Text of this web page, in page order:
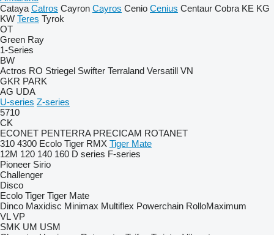
Cataya Catros Cayron Cayros Cenio Cenius Centaur Cobra KE KG
KW Teres Tyrok
OT
Green Ray
1-Series
BW
Actros RO Striegel Swifter Terraland Versatill VN
GKR PARK
AG UDA
U-series Z-series
5710
CK
ECONET PENTERRA PRECICAM ROTANET
310 4300 Ecolo Tiger RMX Tiger Mate
12M 120 140 160 D series F-series
Pioneer Sirio
Challenger
Disco
Ecolo Tiger Tiger Mate
Dinco Maxidisc Minimax Multiflex Powerchain RolloMaximum
VL VP
SMK UM USM